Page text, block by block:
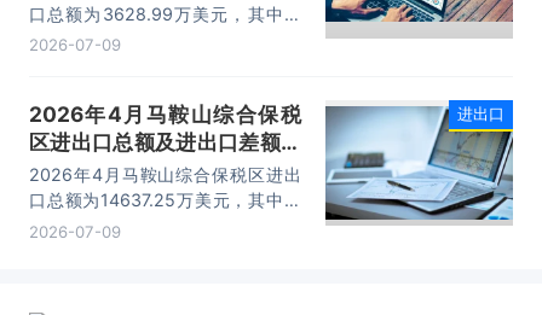
口总额为3628.99万美元，其中：
出口额为1562.95万美元，进口额为
2026-07-09
2026年4月马鞍山综合保税
区进出口总额及进出口差额统
计分析
2026年4月马鞍山综合保税区进出
口总额为14637.25万美元，其中：
出口额为14365.71万美元，进口额
2026-07-09
进出口